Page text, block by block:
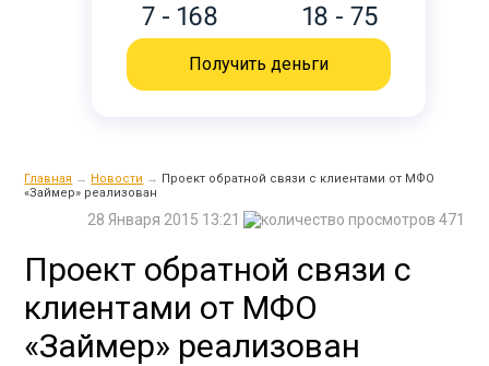
7 - 168 18 - 75
Получить деньги
Главная → Новости → Проект обратной связи с клиентами от МФО
«Займер» реализован
471
28 Января 2015 13:21
Проект обратной связи с
клиентами от МФО
«Займер» реализован